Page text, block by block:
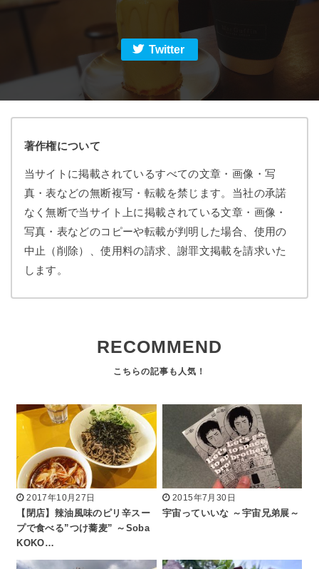
Twitter
著作権について
当サイトに掲載されているすべての文章・画像・写
真・表などの無断複写・転載を禁じます。当社の承諾
なく無断で当サイト上に掲載されている文章・画像・
写真・表などのコピーや転載が判明した場合、使用の
中止（削除）、使用料の請求、謝罪文掲載を請求いた
します。
RECOMMEND
2017年10月27日
【閉店】辣油風味のピリ辛スー
プで食べる”つけ蕎麦” ～Soba
KOKO…
2015年7月30日
宇宙っていいな ～宇宙兄弟展～